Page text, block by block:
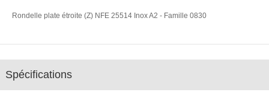
Rondelle plate étroite (Z) NFE 25514 Inox A2 - Famille 0830
Spécifications